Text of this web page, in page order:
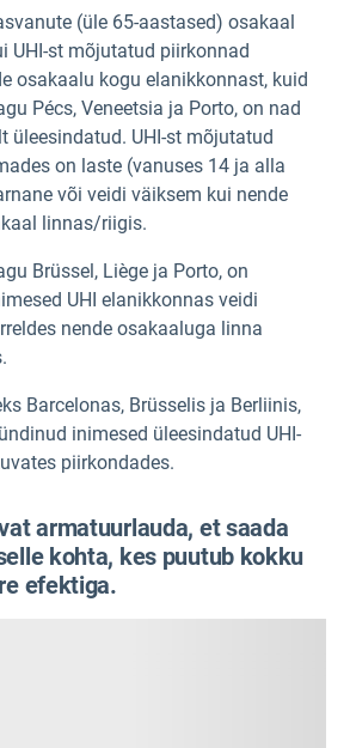
(üle 65-aastased) osakaal
UHI-st mõjutatud piirkonnad
osakaalu kogu elanikkonnast, kuid
Pécs, Veneetsia ja Porto, on nad
üleesindatud. UHI-st mõjutatud
on laste (vanuses 14 ja alla
või veidi väiksem kui nende
linnas/riigis.
Brüssel, Liège ja Porto, on
UHI elanikkonnas veidi
nende osakaaluga linna
Barcelonas, Brüsselis ja Berliinis,
inimesed üleesindatud UHI-
piirkondades.
armatuurlauda, et saada
kohta, kes puutub kokku
efektiga.